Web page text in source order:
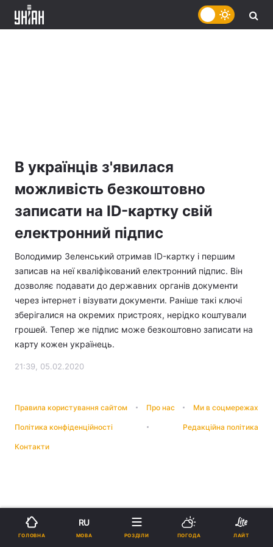
В українців з'явилася
можливість безкоштовно
записати на ID-картку свій
електронний підпис
Володимир Зеленський отримав ID-картку і першим
записав на неї кваліфікований електронний підпис. Він
дозволяє подавати до державних органів документи
через інтернет і візувати документи. Раніше такі ключі
зберігалися на окремих пристроях, нерідко коштували
грошей. Тепер же підпис може безкоштовно записати на
карту кожен українець.
21:39, 05.02.2020
Правила користування сайтом Про нас Ми в соцмережах
Політика конфіденційності Редакційна політика
Контакти
ГОЛОВНА
RU
МОВА РОЗДІЛИ ПОГОДА ЛАЙТ